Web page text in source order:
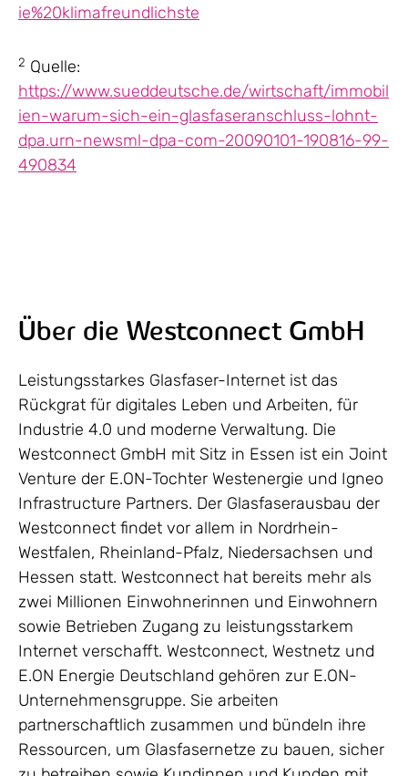
ie%20klimafreundlichste
2 Quelle:
https://www.sueddeutsche.de/wirtschaft/immobil
ien-warum-sich-ein-glasfaseranschluss-lohnt-
dpa.urn-newsml-dpa-com-20090101-190816-99-
490834
Über die Westconnect GmbH
Leistungsstarkes Glasfaser-Internet ist das
Rückgrat für digitales Leben und Arbeiten, für
Industrie 4.0 und moderne Verwaltung. Die
Westconnect GmbH mit Sitz in Essen ist ein Joint
Venture der E.ON-Tochter Westenergie und Igneo
Infrastructure Partners. Der Glasfaserausbau der
Westconnect findet vor allem in Nordrhein-
Westfalen, Rheinland-Pfalz, Niedersachsen und
Hessen statt. Westconnect hat bereits mehr als
zwei Millionen Einwohnerinnen und Einwohnern
sowie Betrieben Zugang zu leistungsstarkem
Internet verschafft. Westconnect, Westnetz und
E.ON Energie Deutschland gehören zur E.ON-
Unternehmensgruppe. Sie arbeiten
partnerschaftlich zusammen und bündeln ihre
Ressourcen, um Glasfasernetze zu bauen, sicher